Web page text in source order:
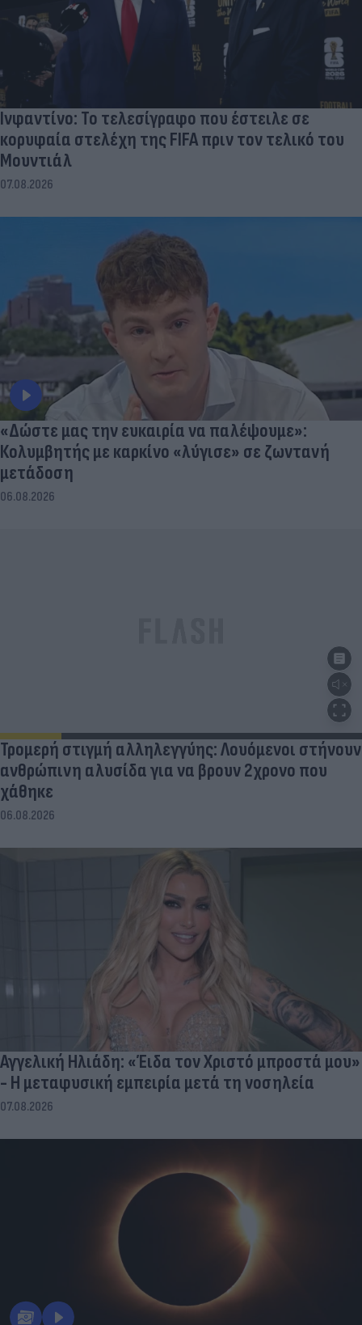
Ινφαντίνο: Το τελεσίγραφο που έστειλε σε
κορυφαία στελέχη της FIFA πριν τον τελικό του
Μουντιάλ
07.08.2026
«Δώστε μας την ευκαιρία να παλέψουμε»:
Κολυμβητής με καρκίνο «λύγισε» σε ζωντανή
μετάδοση
06.08.2026
Τρομερή στιγμή αλληλεγγύης: Λουόμενοι στήνουν
ανθρώπινη αλυσίδα για να βρουν 2χρονο που
χάθηκε
06.08.2026
Αγγελική Ηλιάδη: «Έιδα τον Χριστό μπροστά μου»
- Η μεταφυσική εμπειρία μετά τη νοσηλεία
07.08.2026